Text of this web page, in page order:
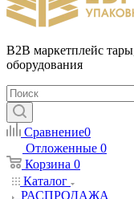
B2B маркетплейс
оборудования
Сравнение0
Отложенные 0
Корзина 0
Каталог
РАСПРОДАЖА